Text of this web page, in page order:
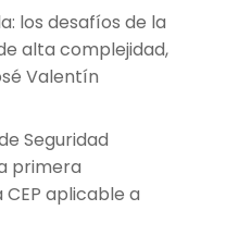
los desafíos de la
alta complejidad,
Valentín
Seguridad
primera
aplicable a